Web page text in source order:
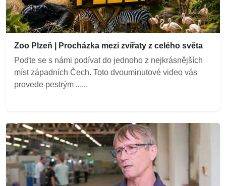
Zoo Plzeň | Procházka mezi zvířaty z celého světa
Poďte se s námi podívat do jednoho z nejkrásnějších
míst západních Čech. Toto dvouminutové video vás
provede pestrým ......